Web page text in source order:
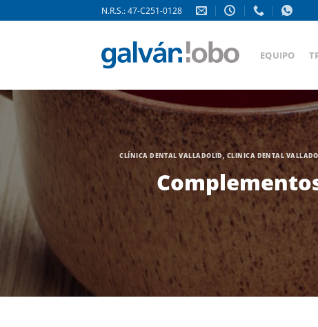
al
N.R.S.: 47-C251-0128
EQUIPO
CLÍNICA DENTAL VALLADOLID, CLINICA DENTAL